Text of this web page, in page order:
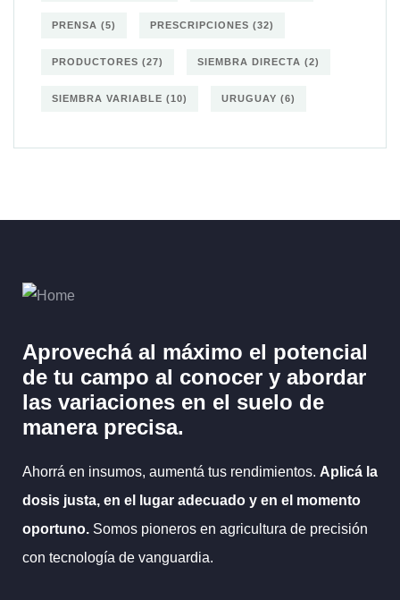
PRENSA (5) PRESCRIPCIONES (32)
PRODUCTORES (27) SIEMBRA DIRECTA (2)
SIEMBRA VARIABLE (10) URUGUAY (6)
Aprovechá al máximo el potencial
de tu campo al conocer y abordar
las variaciones en el suelo de
manera precisa.
Ahorrá en insumos, aumentá tus rendimientos. Aplicá la
dosis justa, en el lugar adecuado y en el momento
oportuno. Somos pioneros en agricultura de precisión
con tecnología de vanguardia.